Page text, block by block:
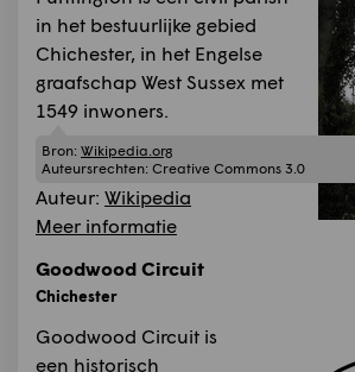
in het bestuurlijke gebied
Chichester, in het Engelse
graafschap West Sussex met
1549 inwoners.
Bron: Wikipedia.org
Auteursrechten: Creative Commons 3.0
Auteur: Wikipedia
Meer informatie
Goodwood Circuit
Chichester
Goodwood Circuit is
een historisch